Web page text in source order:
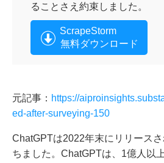
ることさえ約束しました。
ScrapeStorm
無料ダウンロード
元記事： https://
ed-after-surveying-150
ChatGPTは2022年末にリリース
ちました。ChatGPTは、1億人以